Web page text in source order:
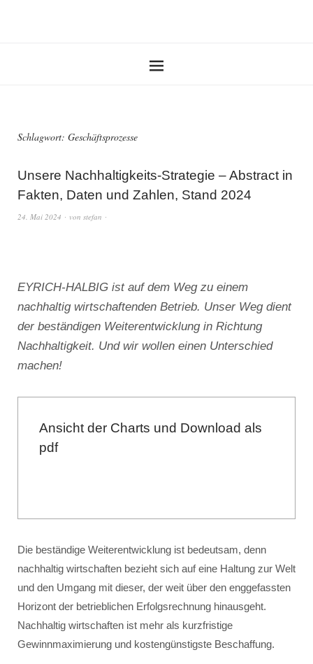
Schlagwort: Geschäftsprozesse
Unsere Nachhaltigkeits-Strategie – Abstract in
Fakten, Daten und Zahlen, Stand 2024
24. Mai 2024 von stefan
EYRICH-HALBIG ist auf dem Weg zu einem
nachhaltig wirtschaftenden Betrieb. Unser Weg dient
der beständigen Weiterentwicklung in Richtung
Nachhaltigkeit. Und wir wollen einen Unterschied
machen!
Ansicht der Charts und Download als
pdf
Die beständige Weiterentwicklung ist bedeutsam, denn
nachhaltig wirtschaften bezieht sich auf eine Haltung zur Welt
und den Umgang mit dieser, der weit über den enggefassten
Horizont der betrieblichen Erfolgsrechnung hinausgeht.
Nachhaltig wirtschaften ist mehr als kurzfristige
Gewinnmaximierung und kostengünstigste Beschaffung.